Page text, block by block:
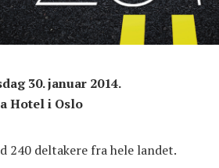
30. januar 2014.
Hotel i Oslo
240 deltakere fra hele landet.